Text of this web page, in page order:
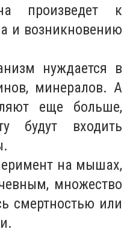
произведет к
и возникновению
нуждается в
минералов. А
еще больше,
будут входить
на мышах,
множество
смертностью или